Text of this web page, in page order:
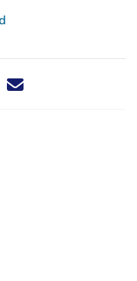
dit nieuwsbericht via X -
dit nieuwsbericht via
Deel dit nieuwsbericht
Deel dit